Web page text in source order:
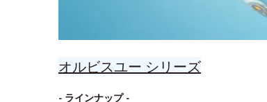
オルビスユー シリーズ
- ラインナップ -